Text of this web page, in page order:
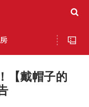
【戴帽子的